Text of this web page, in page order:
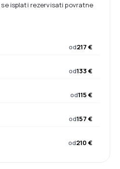
isplati rezervisati povratne
od217 €
od133 €
od115 €
od157 €
od210 €